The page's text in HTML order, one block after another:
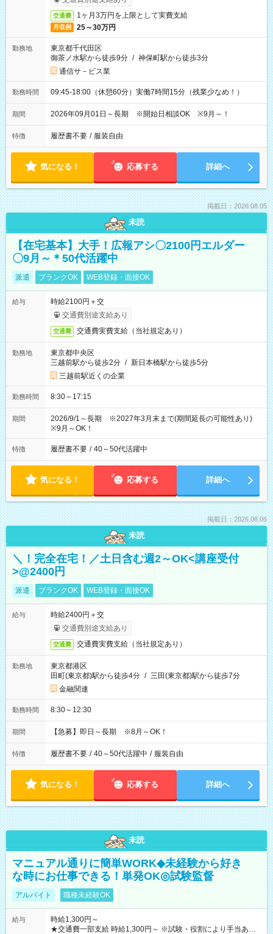
交通費 1ヶ月3万円を上限として実費支給
月収例 25～30万円
勤務地
東京都千代田区
御茶ノ水駅から徒歩9分 / 神保町駅から徒歩3分
通信サ－ビス業
勤務時間 09:45-18:00（休憩60分）実働7時間15分（残業少なめ！）
期間 2026年09月01日～長期 ※開始日相談OK ※9月～！
特徴 履歴書不要 / 服装自由
気になる！ 応募する 詳細へ
掲載日：2026.08.05
未読
【在宅基本】大手！広報アシ〇2100円エルダー
〇9月～＊50代活躍中
派遣 ブランクOK WEB登録・面接OK
給与
時給2100円＋交
交通費別途支給あり
交通費 交通費実費支給（当社規定あり）
勤務地
東京都中央区
三越前駅から徒歩2分 / 新日本橋駅から徒歩5分
三越前駅近くの企業
勤務時間 8:30～17:15
期間
2026/9/1～長期 ※2027年3月末まで(期間延長の可能性あり)
※9月～OK！
特徴 履歴書不要 / 40～50代活躍中
気になる！ 応募する 詳細へ
掲載日：2026.08.06
未読
＼！完全在宅！／土日含む週2～OK<講座受付
>@2400円
派遣 ブランクOK WEB登録・面接OK
給与
時給2400円＋交
交通費別途支給あり
交通費 交通費実費支給（当社規定あり）
勤務地
東京都港区
田町(東京都)駅から徒歩4分 / 三田(東京都)駅から徒歩7分
金融関連
勤務時間 8:30～12:30
期間 【急募】即日～長期 ※8月～OK！
特徴 履歴書不要 / 40～50代活躍中 / 服装自由
気になる！ 応募する 詳細へ
未読
マニュアル通りに簡単WORK◆未経験から好き
な時にお仕事できる！単発OK◎試験監督
アルバイト 職種未経験OK
給与
時給1,300円～
★交通費一部支給 時給1,300円～ ※試験・役割により手当あり